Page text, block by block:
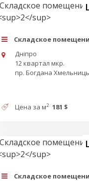
Складское
Дніпро
12 квартал мкр.
пр. Богдана
Цена за м2 181 $
Складское